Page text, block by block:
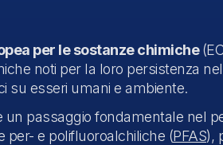
per le sostanze chimiche
noti per la loro persistenza
su esseri umani e ambiente.
un passaggio fondamentale nel
per- e polifluoroalchiliche (PFAS),